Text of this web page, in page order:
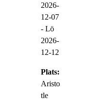
2026-
12-07
- Lö
2026-
12-12
Plats:
Aristo
tle